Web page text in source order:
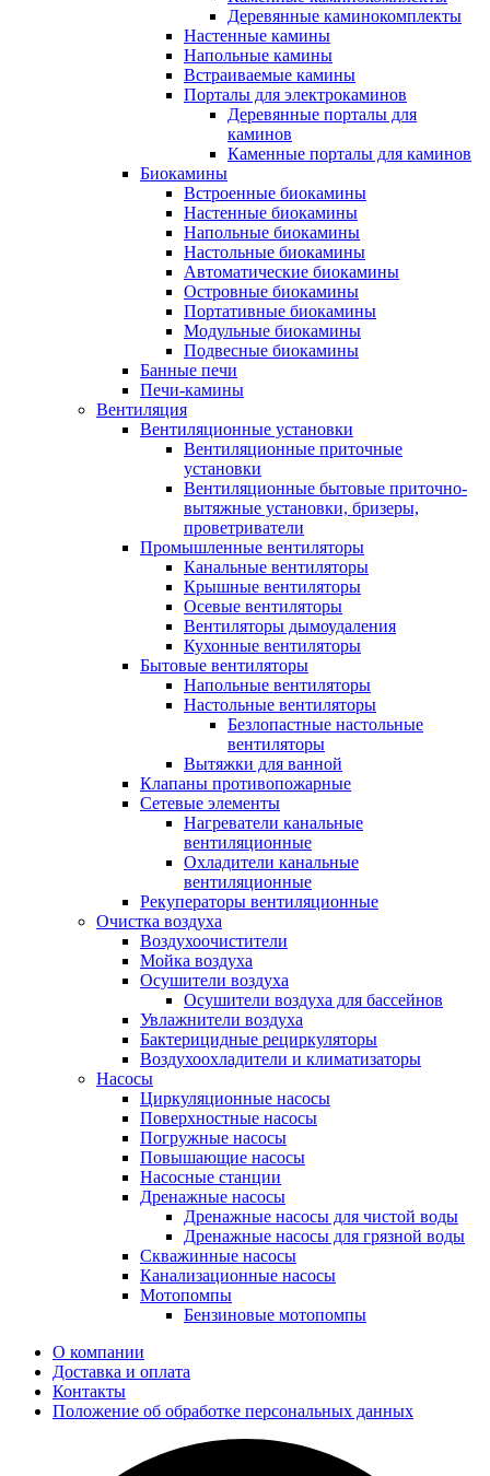
Деревянные каминокомплекты
Настенные камины
Напольные камины
Встраиваемые камины
Порталы для электрокаминов
Деревянные порталы для
каминов
Каменные порталы для каминов
Биокамины
Встроенные биокамины
Настенные биокамины
Напольные биокамины
Настольные биокамины
Автоматические биокамины
Островные биокамины
Портативные биокамины
Модульные биокамины
Подвесные биокамины
Банные печи
Печи-камины
Вентиляция
Вентиляционные установки
Вентиляционные приточные
установки
Вентиляционные бытовые приточно-
вытяжные установки, бризеры,
проветриватели
Промышленные вентиляторы
Канальные вентиляторы
Крышные вентиляторы
Осевые вентиляторы
Вентиляторы дымоудаления
Кухонные вентиляторы
Бытовые вентиляторы
Напольные вентиляторы
Настольные вентиляторы
Безлопастные настольные
вентиляторы
Вытяжки для ванной
Клапаны противопожарные
Сетевые элементы
Нагреватели канальные
вентиляционные
Охладители канальные
вентиляционные
Рекуператоры вентиляционные
Очистка воздуха
Воздухоочистители
Мойка воздуха
Осушители воздуха
Осушители воздуха для бассейнов
Увлажнители воздуха
Бактерицидные рециркуляторы
Воздухоохладители и климатизаторы
Насосы
Циркуляционные насосы
Поверхностные насосы
Погружные насосы
Повышающие насосы
Насосные станции
Дренажные насосы
Дренажные насосы для чистой воды
Дренажные насосы для грязной воды
Скважинные насосы
Канализационные насосы
Мотопомпы
Бензиновые мотопомпы
О компании
Доставка и оплата
Контакты
Положение об обработке персональных данных